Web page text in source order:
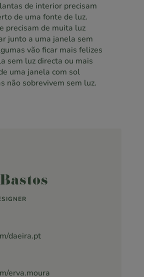
de interior precisam
de uma fonte de luz.
precisam de muita luz
junto a uma janela sem
vão ficar mais felizes
sem luz directa ou mais
uma janela com sol
não sobrevivem sem luz.
daeira.pt
erva.moura